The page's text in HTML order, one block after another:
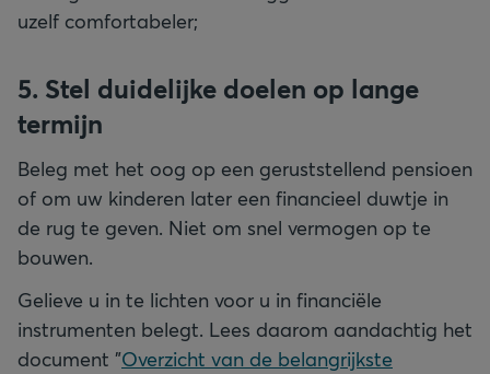
uzelf comfortabeler;
5. Stel duidelijke doelen op lange
termijn
Beleg met het oog op een geruststellend pensioen
of om uw kinderen later een financieel duwtje in
de rug te geven. Niet om snel vermogen op te
bouwen.
Gelieve u in te lichten voor u in financiële
instrumenten belegt. Lees daarom aandachtig het
document "Overzicht van de belangrijkste